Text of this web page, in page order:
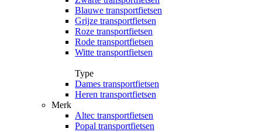
Blauwe transportfietsen
Grijze transportfietsen
Roze transportfietsen
Rode transportfietsen
Witte transportfietsen
Type
Dames transportfietsen
Heren transportfietsen
Merk
Altec transportfietsen
Popal transportfietsen